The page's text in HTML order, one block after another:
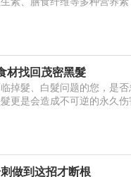
材找回茂密黑髮
掉髮、白髮问题的您，是
更是会造成不可逆的永久
做到这招才断根